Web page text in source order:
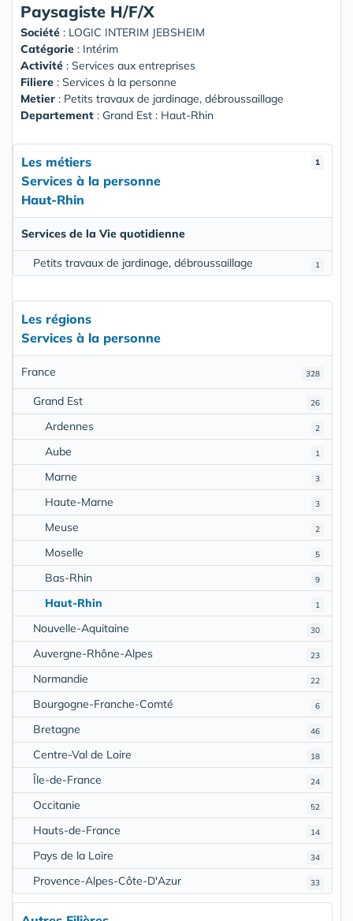
Paysagiste H/F/X
Société : LOGIC INTERIM JEBSHEIM
Catégorie : Intérim
Activité : Services aux entreprises
Filiere : Services à la personne
Metier : Petits travaux de jardinage, débroussaillage
Departement : Grand Est : Haut-Rhin
1
Les métiers
Services à la personne
Haut-Rhin
Services de la Vie quotidienne
1
Petits travaux de jardinage, débroussaillage
Les régions
Services à la personne
328
France
26
Grand Est
2
Ardennes
1
Aube
3
Marne
3
Haute-Marne
2
Meuse
5
Moselle
9
Bas-Rhin
1
Haut-Rhin
30
Nouvelle-Aquitaine
23
Auvergne-Rhône-Alpes
22
Normandie
6
Bourgogne-Franche-Comté
46
Bretagne
18
Centre-Val de Loire
24
Île-de-France
52
Occitanie
14
Hauts-de-France
34
Pays de la Loire
33
Provence-Alpes-Côte-D'Azur